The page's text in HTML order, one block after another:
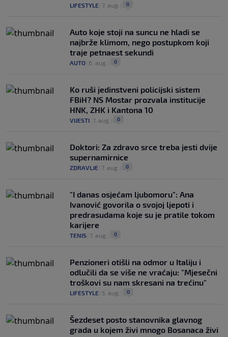
LIFESTYLE 7. aug. 0
Auto koje stoji na suncu ne hladi se
najbrže klimom, nego postupkom koji
traje petnaest sekundi
AUTO 6. aug. 0
Ko ruši jedinstveni policijski sistem
FBiH? NS Mostar prozvala institucije
HNK, ZHK i Kantona 10
VIJESTI 7. aug. 0
Doktori: Za zdravo srce treba jesti dvije
supernamirnice
ZDRAVLJE 7. aug. 0
"I danas osjećam ljubomoru": Ana
Ivanović govorila o svojoj ljepoti i
predrasudama koje su je pratile tokom
karijere
TENIS 7. aug. 0
Penzioneri otišli na odmor u Italiju i
odlučili da se više ne vraćaju: "Mjesečni
troškovi su nam skresani na trećinu"
LIFESTYLE 5. aug. 0
Šezdeset posto stanovnika glavnog
grada u kojem živi mnogo Bosanaca živi